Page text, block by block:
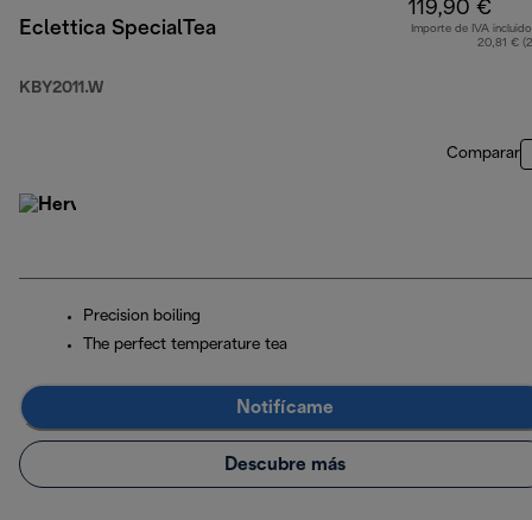
Eclettica SpecialTea
KBY2011.W
119,90 €
Importe de IVA
20,81 €
Comparar
Precision boiling
The perfect temperature tea
Notifícame
Descubre más